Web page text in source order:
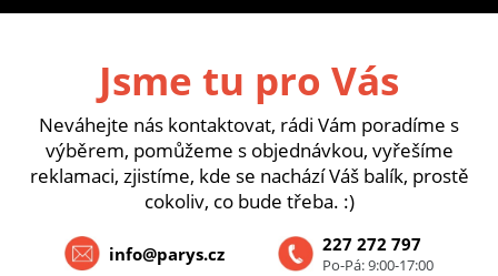
Jsme tu pro Vás
Neváhejte nás kontaktovat, rádi Vám poradíme s
výběrem, pomůžeme s objednávkou, vyřešíme
reklamaci, zjistíme, kde se nachází Váš balík, prostě
cokoliv, co bude třeba. :)
227 272 797
Po-Pá: 9:00-17:00
info@parys.cz